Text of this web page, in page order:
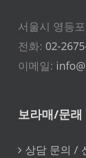
서울시 영등
전화: 02-
이메일:
보라매/문래
상담 문의 /